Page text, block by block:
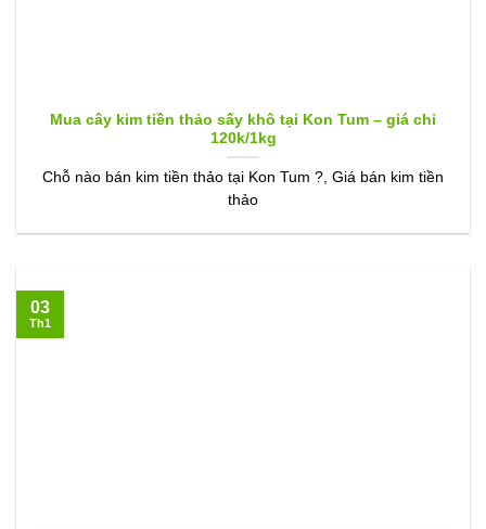
Mua cây kim tiền thảo sấy khô tại Kon Tum – giá chỉ
120k/1kg
Chỗ nào bán kim tiền thảo tại Kon Tum ?, Giá bán kim tiền
thảo
03
Th1